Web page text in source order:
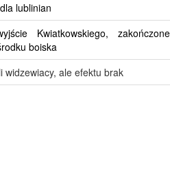
lublinian
Kwiatkowskiego, zakończone
boiska
widzewiacy, ale efektu brak